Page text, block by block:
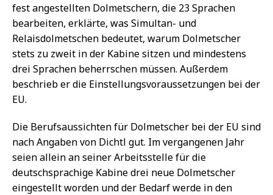
fest angestellten Dolmetschern, die 23 Sprachen
bearbeiten, erklärte, was Simultan- und
Relaisdolmetschen bedeutet, warum Dolmetscher
stets zu zweit in der Kabine sitzen und mindestens
drei Sprachen beherrschen müssen. Außerdem
beschrieb er die Einstellungsvoraussetzungen bei der
EU.
Die Berufsaussichten für Dolmetscher bei der EU sind
nach Angaben von Dichtl gut. Im vergangenen Jahr
seien allein an seiner Arbeitsstelle für die
deutschsprachige Kabine drei neue Dolmetscher
eingestellt worden und der Bedarf werde in den